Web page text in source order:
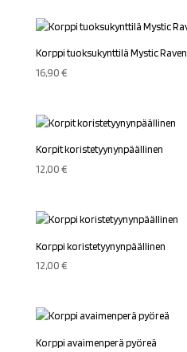
Korppi tuoksukynttilä Mystic Raven
16,90€
Korpit koristetyynynpäällinen
12,00€
Korppi koristetyynynpäällinen
12,00€
Korppi avaimenperä pyöreä